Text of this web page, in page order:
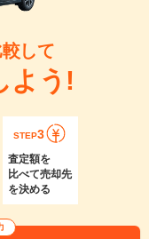
して
よう!
STEP3
査定額を
比べて売却先
を決める